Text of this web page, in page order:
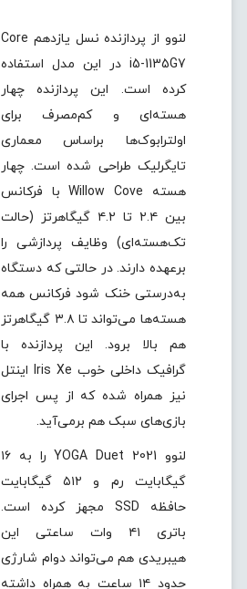
لنوو از پردازنده نسل یازدهم Core
i5-1135G7 در این مدل استفاده
کرده است. این پردازنده چهار
هسته‌ای و کم‌مصرف برای
اولترابوک‌ها براساس معماری
تایگرلیک طراحی شده است. چهار
هسته Willow Cove با فرکانس
بین ۲.۴ تا ۴.۲ گیگاهرتز (حالت
تک‌هسته‌ای) وظایف پردازشی را
برعهده دارند. در حالتی که دستگاه
به‌درستی خنک شود فرکانس همه
هسته‌ها می‌تواند تا ۳.۸ گیگاهرتز
هم بالا برود. این پردازنده با
گرافیک داخلی خوب Iris Xe اینتل
نیز همراه شده که از پس اجرای
بازی‌های سبک هم برمی‌آید.
لنوو YOGA Duet 2021 را به ۱۶
گیگابایت رم و ۵۱۲ گیگابایت
حافظه SSD مجهز کرده است.
باتری ۴۱ وات ساعتی این
هیبریدی هم می‌تواند دوام شارژی
حدود ۱۴ ساعت به همراه داشته